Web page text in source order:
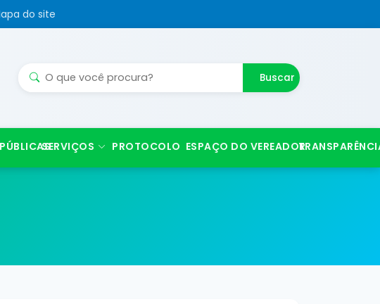
do site
Buscar
SERVIÇOS PROTOCOLO ESPAÇO DO VEREADOR